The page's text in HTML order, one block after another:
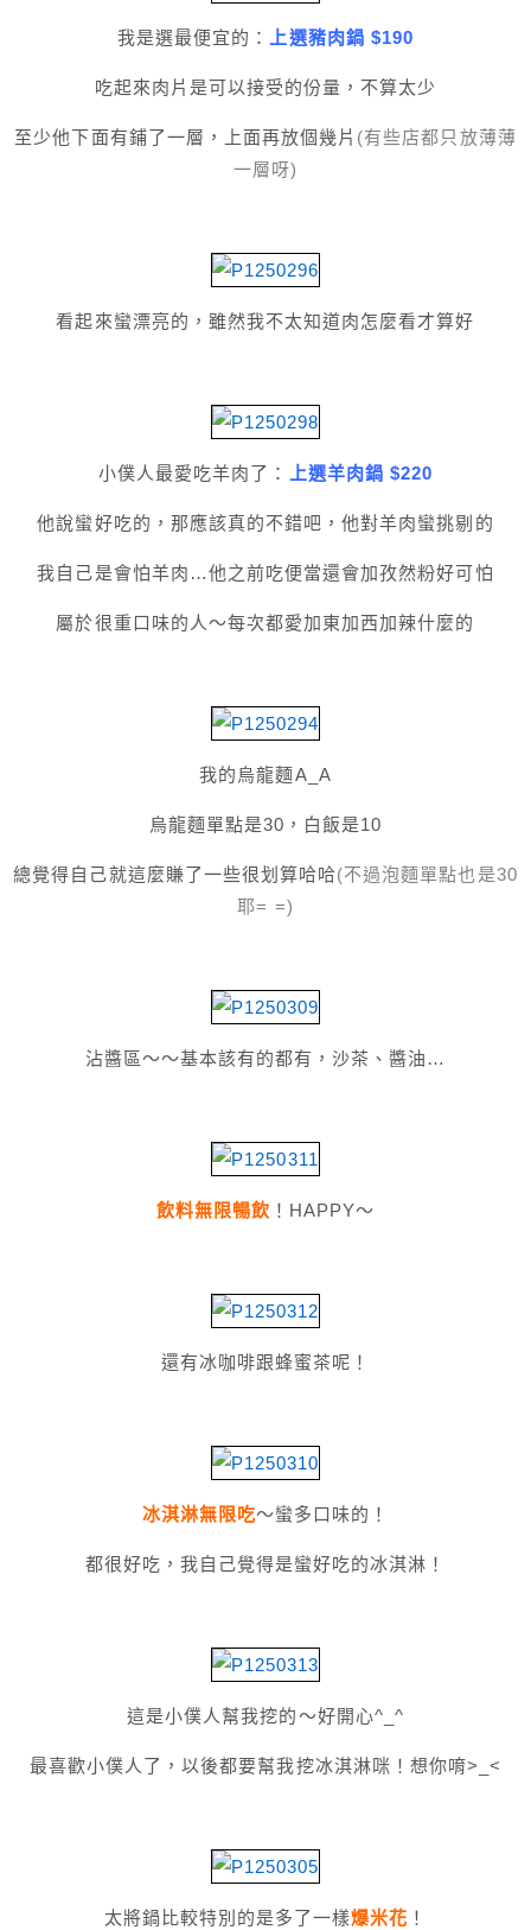
我是選最便宜的： 上選豬肉鍋 $190
吃起來肉片是可以接受的份量，不算太少
至少他下面有鋪了一層，上面再放個幾片 (有些店都只放薄薄
一層呀)
看起來蠻漂亮的，雖然我不太知道肉怎麼看才算好
小僕人最愛吃羊肉了： 上選羊肉鍋 $220
他說蠻好吃的，那應該真的不錯吧，他對羊肉蠻挑剔的
我自己是會怕羊肉…他之前吃便當還會加孜然粉好可怕
屬於很重口味的人～每次都愛加東加西加辣什麼的
我的烏龍麵A_A
烏龍麵單點是30，白飯是10
總覺得自己就這麼賺了一些很划算哈哈(不過泡麵單點也是30
耶= =)
沾醬區～～基本該有的都有，沙茶、醬油…
飲料無限暢飲 ！HAPPY～
還有冰咖啡跟蜂蜜茶呢！
冰淇淋無限吃～蠻多口味的！
都很好吃，我自己覺得是蠻好吃的冰淇淋！
這是小僕人幫我挖的～好開心^_^
最喜歡小僕人了，以後都要幫我挖冰淇淋咪！想你唷>_<
太將鍋比較特別的是多了一樣爆米花 ！